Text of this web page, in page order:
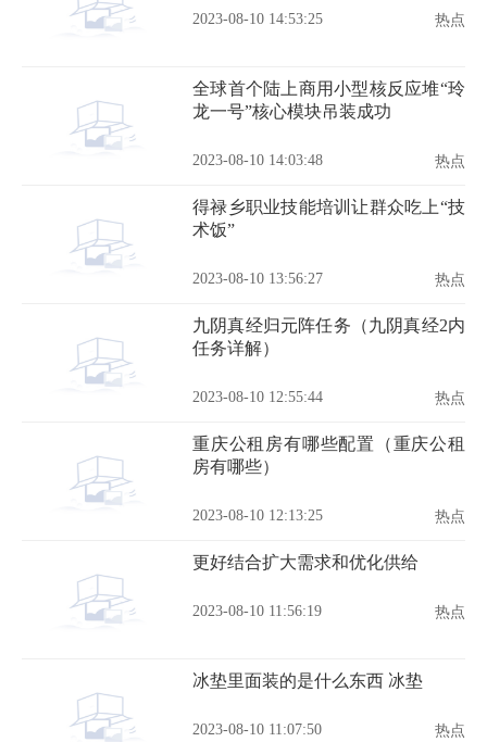
2023-08-10 14:53:25 热点
全球首个陆上商用小型核反应堆“玲
龙一号”核心模块吊装成功
2023-08-10 14:03:48 热点
得禄乡职业技能培训让群众吃上“技
术饭”
2023-08-10 13:56:27 热点
九阴真经归元阵任务（九阴真经2内
任务详解）
2023-08-10 12:55:44 热点
重庆公租房有哪些配置（重庆公租
房有哪些）
2023-08-10 12:13:25 热点
更好结合扩大需求和优化供给
2023-08-10 11:56:19 热点
冰垫里面装的是什么东西 冰垫
2023-08-10 11:07:50 热点